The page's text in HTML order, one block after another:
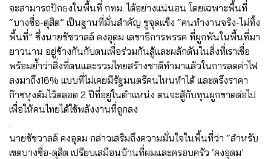
จะสามารถปักธงในพื้นที่ กทม. ได้อย่างแน่นอน โดยเฉพาะพื้นที่
“บางซื่อ-ดุสิต” เป็นฐานที่มั่นสำคัญ ชูจุดแข็ง “คนทำงานจริง-ไม่ทิ้ง
พื้นที่” ซึ่งนายชัชวาลล์ คงอุดม เลขาธิการพรรค ที่ผูกพันในพื้นที่มา
ยาวนาน อยู่ข้างกันกับตนเพื่อร่วมกันสู้และผลักดันในสิ่งที่เราเชื่อ
พร้อมย้ำว่าสิ่งที่ตนและรวมไทยสร้างชาติทำมาแล้วในการลดค่าไฟ
ลงมาถึง16% แบบที่ไม่เคยมีรัฐมนตรีคนไหนทำได้ และตรึงราคา
ก๊าซหุงต้มไว้ตลอด 2 ปีที่อยู่ในตำแหน่ง ตนจะสู้กับทุนผูกขาดต่อไป
เพื่อให้คนไทยได้ใช้พลังงานที่ถูกลง
.
นายชัชวาลล์ คงอุดม กล่าวเสริมถึงความมั่นใจในพื้นที่ว่า “สำหรับ
เขตบางซื่อ-ดุสิต เปรียบเสมือนบ้านที่ผมและครอบครัว ‘คงอุดม’